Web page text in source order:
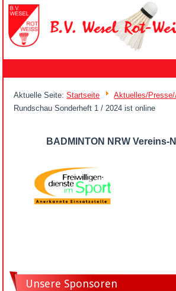
Aktuelle Seite:Startseite Aktuelles/
Rundschau Sonderheft 1 / 2024 ist online
BADMINTON NRW Vereins-
Unsere Sponsoren